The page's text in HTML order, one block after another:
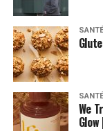
We